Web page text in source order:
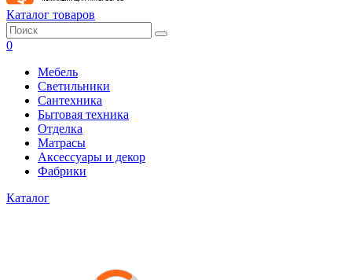
Каталог товаров
0
Мебель
Светильники
Сантехника
Бытовая техника
Отделка
Матрасы
Аксессуары и декор
Фабрики
Каталог